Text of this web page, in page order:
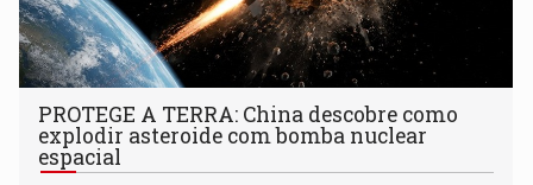
PROTEGE A TERRA: China descobre como
explodir asteroide com bomba nuclear
espacial